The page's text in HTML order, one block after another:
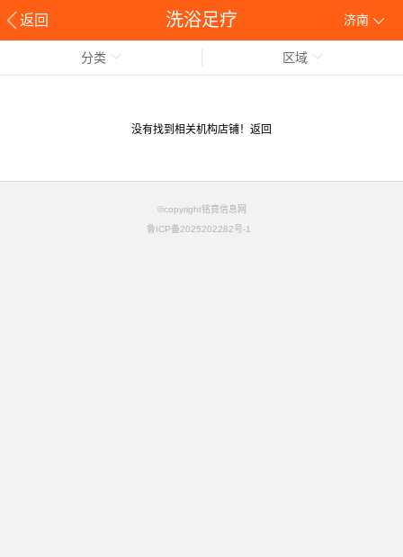
返回 济南
洗浴足疗
分类 区域
没有找到相关机构店铺！ 返回
©copyright铭竟信息网
鲁ICP备2025202282号-1